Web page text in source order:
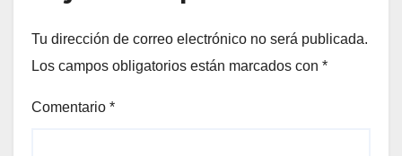
Tu dirección de correo electrónico no será publicada.
Los campos obligatorios están marcados con *
Comentario *